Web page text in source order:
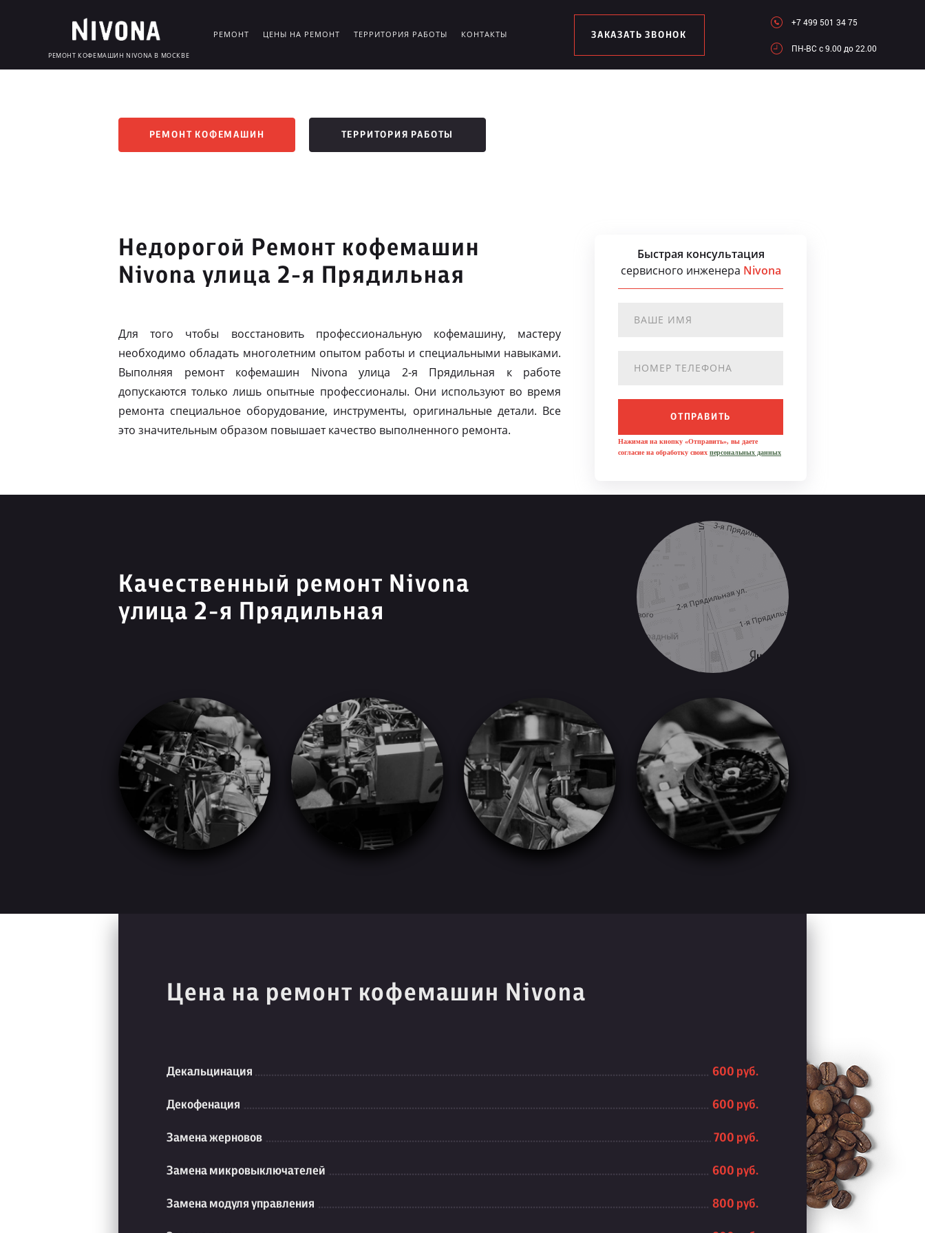
РЕМОНТ КОФЕМАШИН NIVONA В МОСКВЕ
РЕМОНТ ЦЕНЫ НА РЕМОНТ ТЕРРИТОРИЯ РАБОТЫ КОНТАКТЫ ЗАКАЗАТЬ ЗВОНОК
+7 499 501 34 75
ПН-ВC c 9.00 до 22.00
РЕМОНТ КОФЕМАШИН ТЕРРИТОРИЯ РАБОТЫ
Недорогой Ремонт кофемашин
Nivona улица 2-я Прядильная
Для того чтобы восстановить профессиональную кофемашину, мастеру
необходимо обладать многолетним опытом работы и специальными навыками.
Выполняя ремонт кофемашин Nivona улица 2-я Прядильная к работе
допускаются только лишь опытные профессионалы. Они используют во время
ремонта специальное оборудование, инструменты, оригинальные детали. Все
это значительным образом повышает качество выполненного ремонта.
Быстрая консультация
сервисного инженера Nivona
ОТПРАВИТЬ
Нажимая на кнопку «Отправить», вы даете
согласие на обработку своих персональных данных
Качественный ремонт Nivona
улица 2-я Прядильная
Цена на ремонт кофемашин Nivona
Декальцинация 600 руб.
Декофенация 600 руб.
Замена жерновов 700 руб.
Замена микровыключателей 600 руб.
Замена модуля управления 800 руб.